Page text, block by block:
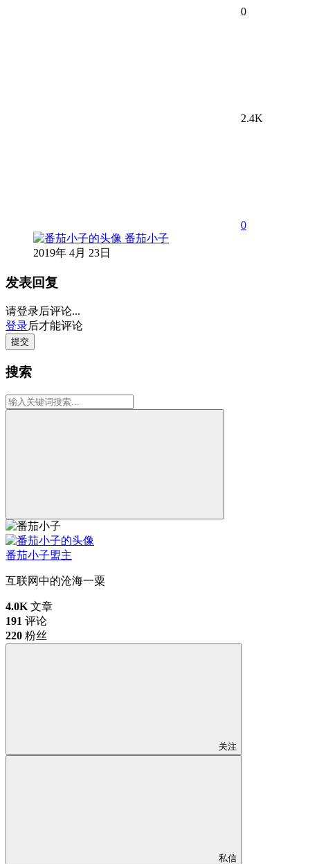
0
2.4K
0
番茄小子
2019年 4月 23日
发表回复
请登录后评论...
登录后才能评论
提交
搜索
番茄小子盟主
互联网中的沧海一粟
4.0K 文章
191 评论
220 粉丝
关注
私信